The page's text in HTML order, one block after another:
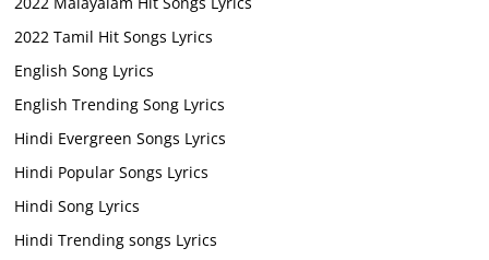
2022 Tamil Hit Songs Lyrics
English Song Lyrics
English Trending Song Lyrics
Hindi Evergreen Songs Lyrics
Hindi Popular Songs Lyrics
Hindi Song Lyrics
Hindi Trending songs Lyrics